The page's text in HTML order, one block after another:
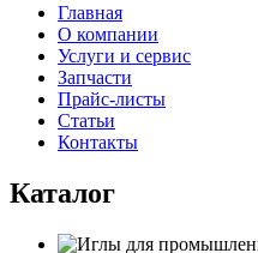
Главная
О компании
Услуги и сервис
Запчасти
Прайс-листы
Статьи
Контакты
Каталог